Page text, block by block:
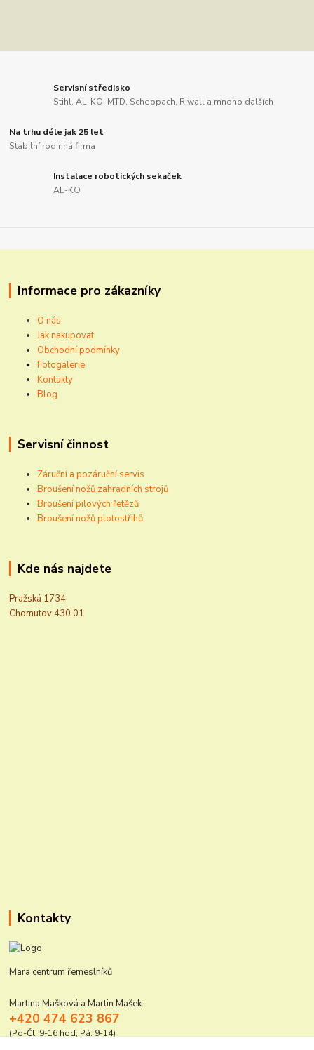
Servisní středisko
Stihl, AL-KO, MTD, Scheppach, Riwall a mnoho dalších
Na trhu déle jak 25 let
Stabilní rodinná firma
Instalace robotických sekaček
AL-KO
Informace pro zákazníky
O nás
Jak nakupovat
Obchodní podmínky
Fotogalerie
Kontakty
Blog
Servisní činnost
Záruční a pozáruční servis
Broušení nožů zahradních strojů
Broušení pilových řetězů
Broušení nožů plotostřihů
Kde nás najdete
Pražská 1734
Chomutov 430 01
Kontakty
Mara centrum řemeslníků
Martina Mašková a Martin Mašek
+420 474 623 867
(Po-Čt: 9-16 hod; Pá: 9-14)